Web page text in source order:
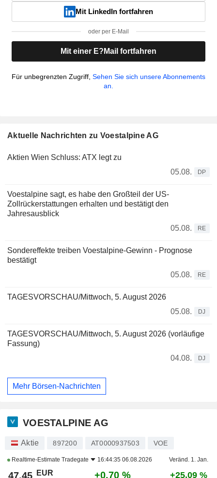
Mit LinkedIn fortfahren
oder per E-Mail
Mit einer E?Mail fortfahren
Für unbegrenzten Zugriff, Sehen Sie sich unsere Abonnements
an.
Aktuelle Nachrichten zu Voestalpine AG
Aktien Wien Schluss: ATX legt zu
05.08.
DP
Voestalpine sagt, es habe den Großteil der US-
Zollrückerstattungen erhalten und bestätigt den
Jahresausblick
05.08.
RE
Sondereffekte treiben Voestalpine-Gewinn - Prognose
bestätigt
05.08.
RE
TAGESVORSCHAU/Mittwoch, 5. August 2026
05.08.
DJ
TAGESVORSCHAU/Mittwoch, 5. August 2026 (vorläufige
Fassung)
04.08.
DJ
Mehr Börsen-Nachrichten
VOESTALPINE AG
Aktie 897200 AT0000937503 VOE
Realtime-Estimate Tradegate 16:44:35 06.08.2026 Veränd. 1. Jan.
47,45 EUR +0,70 % +25,09 %